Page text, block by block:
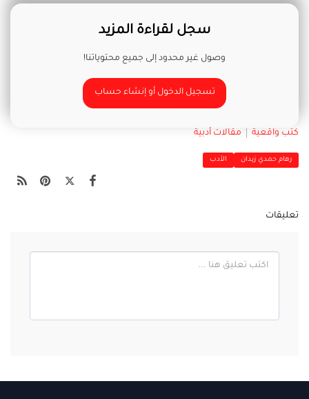
سجل لقراءة المزيد
وصول غير محدود إلى جميع محتوياتنا!
تسجيل الدخول أو إنشاء حساب
كتب واقعية مقالات أدبية
رهام حمدي زيدان الأدب
تعليقات